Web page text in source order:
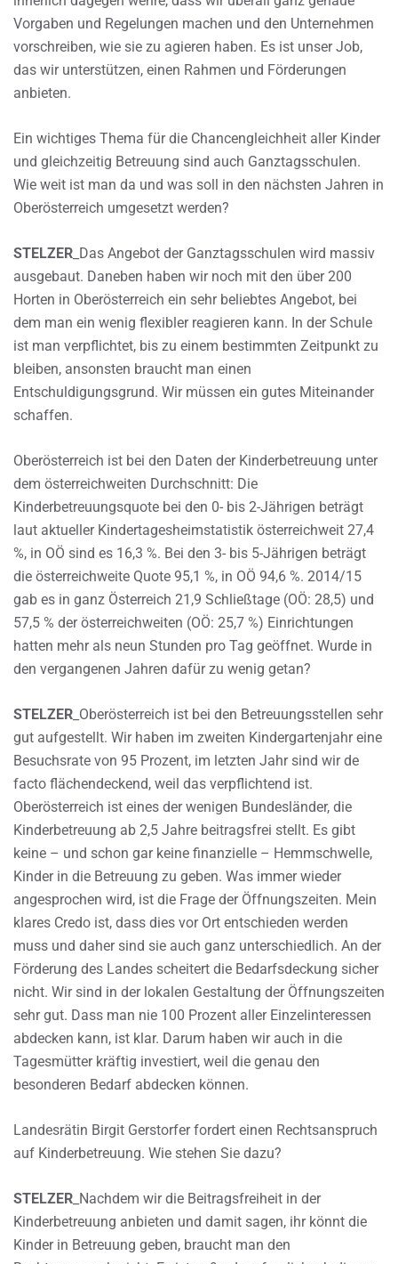
Vorgaben und Regelungen machen und den Unternehmen
vorschreiben, wie sie zu agieren haben. Es ist unser Job,
das wir unterstützen, einen Rahmen und Förderungen
anbieten.
Ein wichtiges Thema für die Chancengleichheit aller Kinder
und gleichzeitig Betreuung sind auch Ganztagsschulen.
Wie weit ist man da und was soll in den nächsten Jahren in
Oberösterreich umgesetzt werden?
STELZER _Das Angebot der Ganztagsschulen wird massiv
ausgebaut. Daneben haben wir noch mit den über 200
Horten in Oberösterreich ein sehr beliebtes Angebot, bei
dem man ein wenig flexibler reagieren kann. In der Schule
ist man verpflichtet, bis zu einem bestimmten Zeitpunkt zu
bleiben, ansonsten braucht man einen
Entschuldigungsgrund. Wir müssen ein gutes Miteinander
schaffen.
Oberösterreich ist bei den Daten der Kinderbetreuung unter
dem österreichweiten Durchschnitt: Die
Kinderbetreuungsquote bei den 0- bis 2-Jährigen beträgt
laut aktueller Kindertagesheimstatistik österreichweit 27,4
%, in OÖ sind es 16,3 %. Bei den 3- bis 5-Jährigen beträgt
die österreichweite Quote 95,1 %, in OÖ 94,6 %. 2014/15
gab es in ganz Österreich 21,9 Schließtage (OÖ: 28,5) und
57,5 % der österreichweiten (OÖ: 25,7 %) Einrichtungen
hatten mehr als neun Stunden pro Tag geöffnet. Wurde in
den vergangenen Jahren dafür zu wenig getan?
STELZER _Oberösterreich ist bei den Betreuungsstellen sehr
gut aufgestellt. Wir haben im zweiten Kindergartenjahr eine
Besuchsrate von 95 Prozent, im letzten Jahr sind wir de
facto flächendeckend, weil das verpflichtend ist.
Oberösterreich ist eines der wenigen Bundesländer, die
Kinderbetreuung ab 2,5 Jahre beitragsfrei stellt. Es gibt
keine – und schon gar keine finanzielle – Hemmschwelle,
Kinder in die Betreuung zu geben. Was immer wieder
angesprochen wird, ist die Frage der Öffnungszeiten. Mein
klares Credo ist, dass dies vor Ort entschieden werden
muss und daher sind sie auch ganz unterschiedlich. An der
Förderung des Landes scheitert die Bedarfsdeckung sicher
nicht. Wir sind in der lokalen Gestaltung der Öffnungszeiten
sehr gut. Dass man nie 100 Prozent aller Einzelinteressen
abdecken kann, ist klar. Darum haben wir auch in die
Tagesmütter kräftig investiert, weil die genau den
besonderen Bedarf abdecken können.
Landesrätin Birgit Gerstorfer fordert einen Rechtsanspruch
auf Kinderbetreuung. Wie stehen Sie dazu?
STELZER _Nachdem wir die Beitragsfreiheit in der
Kinderbetreuung anbieten und damit sagen, ihr könnt die
Kinder in Betreuung geben, braucht man den